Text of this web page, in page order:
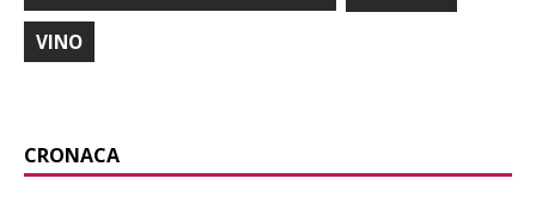
VINO
CRONACA